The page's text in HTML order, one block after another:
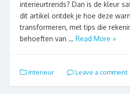
interieurtrends? Dan is de kleur
dit artikel ontdek je hoe deze
transformeren, met tips die
behoeften van … Read More »
Interieur Leave a comment